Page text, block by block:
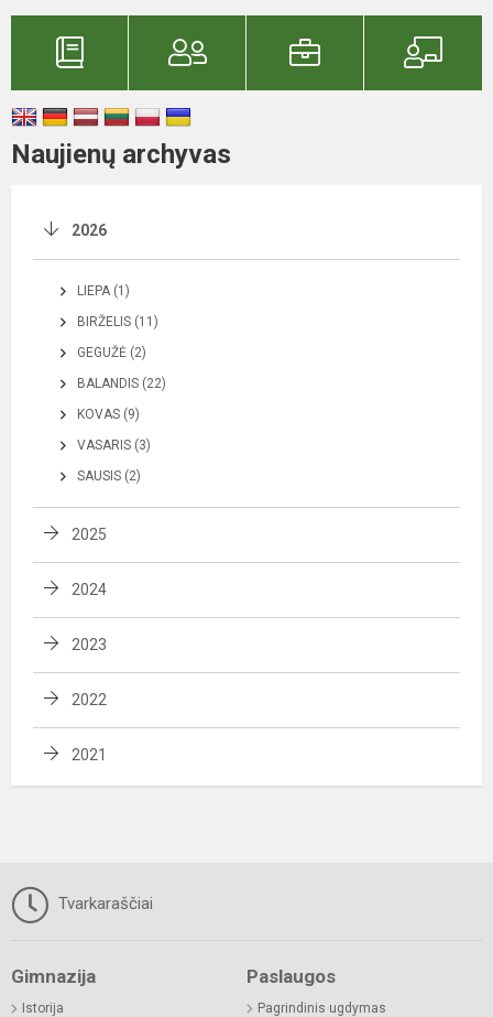
Naujienų archyvas
2026
LIEPA (1)
BIRŽELIS (11)
GEGUŽĖ (2)
BALANDIS (22)
KOVAS (9)
VASARIS (3)
SAUSIS (2)
2025
2024
2023
2022
2021
Tvarkaraščiai
Gimnazija
Istorija
Paslaugos
Pagrindinis ugdymas